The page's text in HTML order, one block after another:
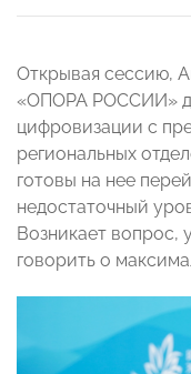
Открывая сессию,
«ОПОРА РОССИИ»
цифровизации с
региональных
готовы на нее
недостаточный
Возникает вопрос,
говорить о